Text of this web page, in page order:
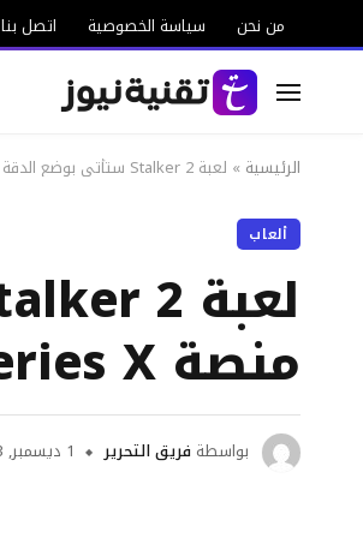
من نحن سياسة الخصوصية اتصل بنا
الرئيسية » لعبة Stalker 2 ستأتي بوضع الدقة ووضع الأداء على منصة Xbox Series X
ألعاب
منصة Xbox Series X
بواسطة فريق التحرير 1 ديسمبر, 2023